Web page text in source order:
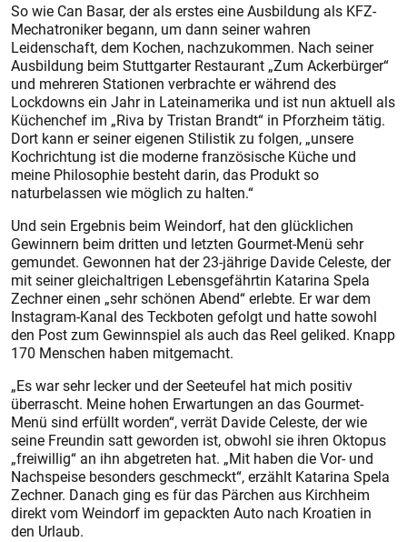
So wie Can Basar, der als erstes eine Ausbildung als KFZ-
Mechatroniker begann, um dann seiner wahren
Leidenschaft, dem Kochen, nachzukommen. Nach seiner
Ausbildung beim Stuttgarter Restaurant „Zum Ackerbürger“
und mehreren Stationen verbrachte er während des
Lockdowns ein Jahr in Lateinamerika und ist nun aktuell als
Küchenchef im „Riva by Tristan Brandt“ in Pforzheim tätig.
Dort kann er seiner eigenen Stilistik zu folgen, „unsere
Kochrichtung ist die moderne französische Küche und
meine Philosophie besteht darin, das Produkt so
naturbelassen wie möglich zu halten.“
Und sein Ergebnis beim Weindorf, hat den glücklichen
Gewinnern beim dritten und letzten Gourmet-Menü sehr
gemundet. Gewonnen hat der 23-jährige Davide Celeste, der
mit seiner gleichaltrigen Lebensgefährtin Katarina Spela
Zechner einen „sehr schönen Abend“ erlebte. Er war dem
Instagram-Kanal des Teckboten gefolgt und hatte sowohl
den Post zum Gewinnspiel als auch das Reel geliked. Knapp
170 Menschen haben mitgemacht.
„Es war sehr lecker und der Seeteufel hat mich positiv
überrascht. Meine hohen Erwartungen an das Gourmet-
Menü sind erfüllt worden“, verrät Davide Celeste, der wie
seine Freundin satt geworden ist, obwohl sie ihren Oktopus
„freiwillig“ an ihn abgetreten hat. „Mit haben die Vor- und
Nachspeise besonders geschmeckt“, erzählt Katarina Spela
Zechner. Danach ging es für das Pärchen aus Kirchheim
direkt vom Weindorf im gepackten Auto nach Kroatien in
den Urlaub.